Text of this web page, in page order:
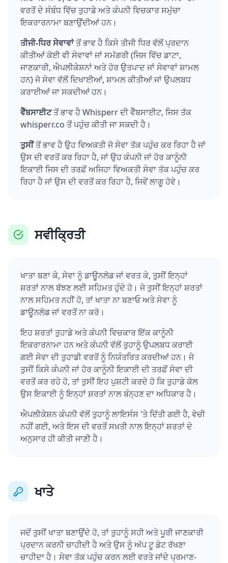
ਵਰਤੋਂ ਦੇ ਸੰਬੰਧ ਵਿੱਚ ਤੁਹਾਡੇ ਅਤੇ ਕੰਪਨੀ ਵਿਚਕਾਰ ਸਮੁੱਚਾ
ਇਕਰਾਰਨਾਮਾ ਬਣਾਉਂਦੀਆਂ ਹਨ।
ਤੀਜੀ-ਧਿਰ ਸੇਵਾਵਾਂਤੋਂ ਭਾਵ ਹੈ ਕਿਸੇ ਤੀਜੀ ਧਿਰ ਵੱਲੋਂ ਪ੍ਰਦਾਨ
ਕੀਤੀਆਂ ਕੋਈ ਵੀ ਸੇਵਾਵਾਂ ਜਾਂ ਸਮੱਗਰੀ (ਜਿਸ ਵਿੱਚ ਡਾਟਾ,
ਜਾਣਕਾਰੀ, ਐਪਲੀਕੇਸ਼ਨਾਂ ਅਤੇ ਹੋਰ ਉਤਪਾਦ ਜਾਂ ਸੇਵਾਵਾਂ ਸ਼ਾਮਲ
ਹਨ) ਜੋ ਸੇਵਾ ਵੱਲੋਂ ਦਿਖਾਈਆਂ, ਸ਼ਾਮਲ ਕੀਤੀਆਂ ਜਾਂ ਉਪਲਬਧ
ਕਰਾਈਆਂ ਜਾ ਸਕਦੀਆਂ ਹਨ।
ਵੈੱਬਸਾਈਟਤੋਂ ਭਾਵ ਹੈ Whisperr ਦੀ ਵੈੱਬਸਾਈਟ, ਜਿਸ ਤੱਕ
whisperr.co ਤੋਂ ਪਹੁੰਚ ਕੀਤੀ ਜਾ ਸਕਦੀ ਹੈ।
ਤੁਸੀਂਤੋਂ ਭਾਵ ਹੈ ਉਹ ਵਿਅਕਤੀ ਜੋ ਸੇਵਾ ਤੱਕ ਪਹੁੰਚ ਕਰ ਰਿਹਾ ਹੈ ਜਾਂ
ਉਸ ਦੀ ਵਰਤੋਂ ਕਰ ਰਿਹਾ ਹੈ, ਜਾਂ ਉਹ ਕੰਪਨੀ ਜਾਂ ਹੋਰ ਕਾਨੂੰਨੀ
ਇਕਾਈ ਜਿਸ ਦੀ ਤਰਫ਼ੋਂ ਅਜਿਹਾ ਵਿਅਕਤੀ ਸੇਵਾ ਤੱਕ ਪਹੁੰਚ ਕਰ
ਰਿਹਾ ਹੈ ਜਾਂ ਉਸ ਦੀ ਵਰਤੋਂ ਕਰ ਰਿਹਾ ਹੈ, ਜਿਵੇਂ ਲਾਗੂ ਹੋਵੇ।
ਸਵੀਕ੍ਰਿਤੀ
ਖਾਤਾ ਬਣਾ ਕੇ, ਸੇਵਾ ਨੂੰ ਡਾਊਨਲੋਡ ਜਾਂ ਵਰਤ ਕੇ, ਤੁਸੀਂ ਇਨ੍ਹਾਂ
ਸ਼ਰਤਾਂ ਨਾਲ ਬੱਝਣ ਲਈ ਸਹਿਮਤ ਹੁੰਦੇ ਹੋ। ਜੇ ਤੁਸੀਂ ਇਨ੍ਹਾਂ ਸ਼ਰਤਾਂ
ਨਾਲ ਸਹਿਮਤ ਨਹੀਂ ਹੋ, ਤਾਂ ਖਾਤਾ ਨਾ ਬਣਾਓ ਅਤੇ ਸੇਵਾ ਨੂੰ
ਡਾਊਨਲੋਡ ਜਾਂ ਵਰਤੋਂ ਨਾ ਕਰੋ।
ਇਹ ਸ਼ਰਤਾਂ ਤੁਹਾਡੇ ਅਤੇ ਕੰਪਨੀ ਵਿਚਕਾਰ ਇੱਕ ਕਾਨੂੰਨੀ
ਇਕਰਾਰਨਾਮਾ ਹਨ ਅਤੇ ਕੰਪਨੀ ਵੱਲੋਂ ਤੁਹਾਨੂੰ ਉਪਲਬਧ ਕਰਾਈ
ਗਈ ਸੇਵਾ ਦੀ ਤੁਹਾਡੀ ਵਰਤੋਂ ਨੂੰ ਨਿਯੰਤਰਿਤ ਕਰਦੀਆਂ ਹਨ। ਜੇ
ਤੁਸੀਂ ਕਿਸੇ ਕੰਪਨੀ ਜਾਂ ਹੋਰ ਕਾਨੂੰਨੀ ਇਕਾਈ ਦੀ ਤਰਫ਼ੋਂ ਸੇਵਾ ਦੀ
ਵਰਤੋਂ ਕਰ ਰਹੇ ਹੋ, ਤਾਂ ਤੁਸੀਂ ਇਹ ਪੁਸ਼ਟੀ ਕਰਦੇ ਹੋ ਕਿ ਤੁਹਾਡੇ ਕੋਲ
ਉਸ ਇਕਾਈ ਨੂੰ ਇਨ੍ਹਾਂ ਸ਼ਰਤਾਂ ਨਾਲ ਬੰਨ੍ਹਣ ਦਾ ਅਧਿਕਾਰ ਹੈ।
ਐਪਲੀਕੇਸ਼ਨ ਕੰਪਨੀ ਵੱਲੋਂ ਤੁਹਾਨੂੰ ਲਾਇਸੰਸ 'ਤੇ ਦਿੱਤੀ ਗਈ ਹੈ, ਵੇਚੀ
ਨਹੀਂ ਗਈ, ਅਤੇ ਇਸ ਦੀ ਵਰਤੋਂ ਸਖ਼ਤੀ ਨਾਲ ਇਨ੍ਹਾਂ ਸ਼ਰਤਾਂ ਦੇ
ਅਨੁਸਾਰ ਹੀ ਕੀਤੀ ਜਾਣੀ ਹੈ।
ਖਾਤੇ
ਜਦੋਂ ਤੁਸੀਂ ਖਾਤਾ ਬਣਾਉਂਦੇ ਹੋ, ਤਾਂ ਤੁਹਾਨੂੰ ਸਹੀ ਅਤੇ ਪੂਰੀ ਜਾਣਕਾਰੀ
ਪ੍ਰਦਾਨ ਕਰਨੀ ਚਾਹੀਦੀ ਹੈ ਅਤੇ ਉਸ ਨੂੰ ਅੱਪ ਟੂ ਡੇਟ ਰੱਖਣਾ
ਚਾਹੀਦਾ ਹੈ। ਸੇਵਾ ਤੱਕ ਪਹੁੰਚ ਕਰਨ ਲਈ ਵਰਤੇ ਜਾਂਦੇ ਪ੍ਰਮਾਣ-